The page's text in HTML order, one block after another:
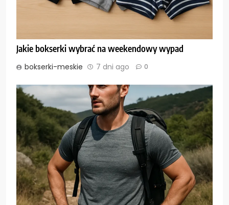
Jakie bokserki wybrać na weekendowy wypad
bokserki-meskie 7 dni ago 0